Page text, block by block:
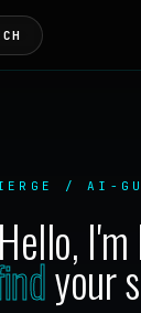
/ AI-
Hello, I'm
your